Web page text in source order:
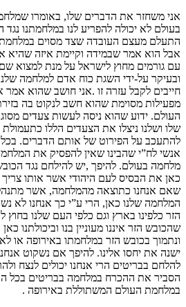
אני משחזר את הדברים שלו, באומרו
בעולם לא יכולה להפריע לנו במלחמתנו
התעלם מעצם העובדה שצד מסוים במלחמת
אבל הוא אמר שבמידה וקיימת איזה שהיא
עם גורמים מחוץ לישראל על מנת למצוא
ובעיקר על-ידי השגת כוח אדם למלחמה
חייבים לקבל עזרה זו .אני חושב שהוא
מפעילות מסוימת שהוא חשב לנקוט בה
העולם. ידוע שהוא ניסה לעשות צעדים מסוג
שלו ושלנו ניצלו את הצעדים הללו כתעמולת
להתעכב על הפירוט של אותם הדברים. בכל
אנשי לח”י שהבינו שאין להפסיק את
מלחמה בעולם. להיפך ,יש להילחם נגד
כאן את הבסיס לעם היהודי אשר אותו צריך
שאם אנחנו כתוצאה מהמלחמה, אשר
המלחמה שלנו כאן, הרי ע”י כך אנחנו לא
הזר כלפינו בארץ וגם כלפי העם שלנו
שהכובש הזר איננו מעוניין בנו וביכולתנו
ונתמוך בכובש הזר במלחמתו באירופה או
ישנה את יחסו אלינו. להיפך אם נשקוט
להלחם בבריטים הרי אנחנו יכולים לנצח
הסביר את ההכרח במלחמה בבריטים בכל
במלחמת העולם המשתוללת באירופה .